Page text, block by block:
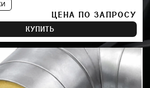
ЦЕНА ПО ЗАПРОСУ
КУПИТЬ